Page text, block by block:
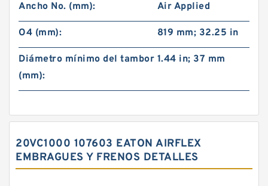
Ancho No. (mm): Air Applied
O4 (mm): 819 mm; 32.25 in
Diámetro mínimo del tambor
(mm):
1.44 in; 37 mm
20VC1000 107603 EATON AIRFLEX
EMBRAGUES Y FRENOS DETALLES